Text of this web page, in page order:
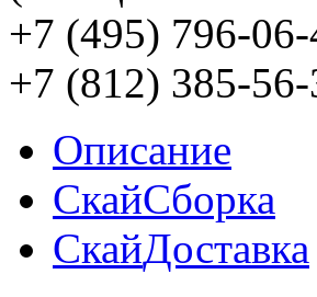
+7 (495) 796-06-
+7 (812) 385-
Описание
СкайСборка
СкайДоставка